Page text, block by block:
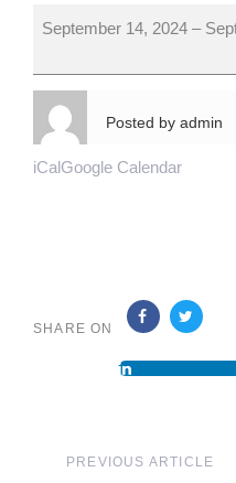
September 14, 2024 –
Posted by admin
iCalGoogle Calendar
SHARE ON
LA CARA
Previous
PREVIOUS ARTICLE